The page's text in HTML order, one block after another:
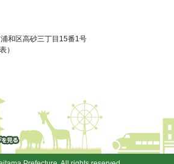
和区高砂三丁目15番1号
）